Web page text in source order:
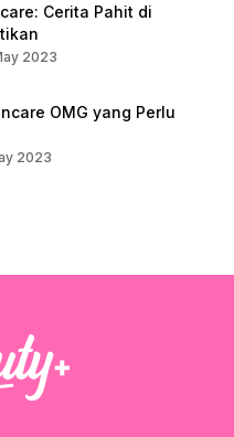
Cerita Pahit di
2023
OMG yang Perlu
2023